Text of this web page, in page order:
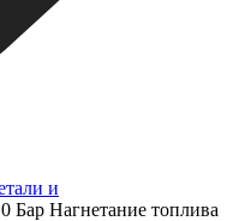
и
Бар Нагнетание топлива